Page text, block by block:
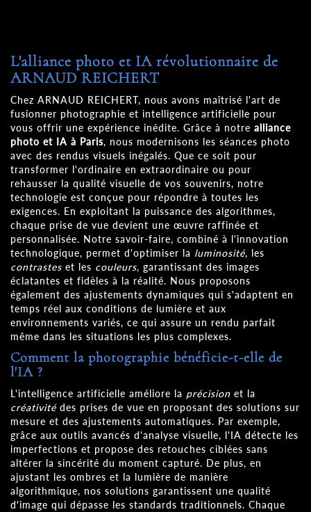
L'alliance photo et IA révolutionnaire de
ARNAUD REICHERT
Chez ARNAUD REICHERT, nous avons maîtrisé l'art de
fusionner photographie et intelligence artificielle pour
vous offrir une expérience inédite. Grâce à notre alliance
photo et IA à Paris, nous modernisons les séances photo
avec des rendus visuels inégalés. Que ce soit pour
transformer l'ordinaire en extraordinaire ou pour
rehausser la qualité visuelle de vos souvenirs, notre
technologie est conçue pour répondre à toutes les
exigences. En exploitant la puissance des algorithmes,
chaque prise de vue devient une œuvre raffinée et
personnalisée. Notre savoir-faire, combiné à l'innovation
technologique, permet d'optimiser la luminosité, les
contrastes et les couleurs, garantissant des images
éclatantes et fidèles à la réalité. Nous proposons
également des ajustements dynamiques qui s'adaptent en
temps réel aux conditions de lumière et aux
environnements variés, ce qui assure un rendu parfait
même dans les situations les plus complexes.
Comment la photographie bénéficie-t-elle de
l'IA ?
L'intelligence artificielle améliore la précision et la
créativité des prises de vue en proposant des solutions sur
mesure et des ajustements automatiques. Par exemple,
grâce aux outils avancés d'analyse visuelle, l'IA détecte les
imperfections et propose des retouches ciblées sans
altérer la sincérité du moment capturé. De plus, en
ajustant les ombres et la lumière de manière
algorithmique, nos solutions garantissent une qualité
d'image qui dépasse les standards traditionnels. Chaque